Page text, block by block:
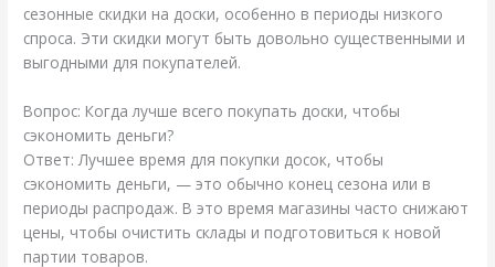
сезонные скидки на доски, особенно в периоды низкого
спроса. Эти скидки могут быть довольно существенными и
выгодными для покупателей.
Вопрос: Когда лучше всего покупать доски, чтобы
сэкономить деньги?
Ответ: Лучшее время для покупки досок, чтобы
сэкономить деньги, — это обычно конец сезона или в
периоды распродаж. В это время магазины часто снижают
цены, чтобы очистить склады и подготовиться к новой
партии товаров.